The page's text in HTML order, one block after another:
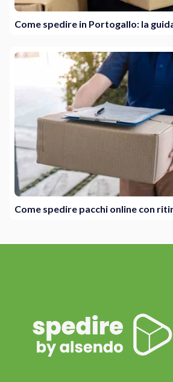
Come spedire in Portogallo: la
Come spedire pacchi online con